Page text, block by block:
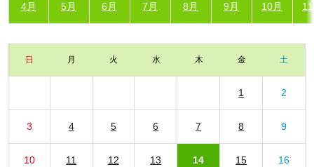
4月 5月 6月 7月 8月 9月 10月
日 月 火 水 木 金 土
1 2
3 4 5 6 7 8 9
10 11 12 13 14 15 16